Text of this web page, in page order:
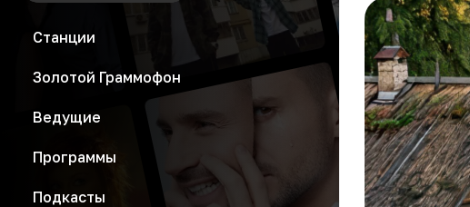
Станции
Золотой Граммофон
Ведущие
Программы
Подкасты